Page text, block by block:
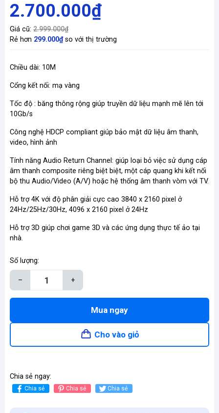
2.700.000₫
Giá cũ: 2.999.000₫
Rẻ hơn 299.000₫so với thị trường
Chiều dài: 10M
Cổng kết nối: mạ vàng
Tốc độ : băng thông rộng giúp truyền dữ liệu mạnh mẽ lên tới
10Gb/s
Công nghệ HDCP compliant giúp bảo mật dữ liệu âm thanh,
video, hình ảnh
Tính năng Audio Return Channel: giúp loại bỏ việc sử dụng cáp
âm thanh composite riêng biệt biệt, một cáp quang khi kết nối
bộ thu Audio/Video (A/V) hoặc hệ thống âm thanh vòm với TV.
Hỗ trợ 4K với độ phân giải cực cao 3840 x 2160 pixel ở
24Hz/25Hz/30Hz, 4096 x 2160 pixel ở 24Hz
Hỗ trợ 3D giúp chơi game 3D và các ứng dụng thực tế ảo tại
nhà.
Số lượng:
– +
Mua ngay
Cho vào giỏ
Chia sẻ ngay:
Chia sẻ Chia sẻ Chia sẻ